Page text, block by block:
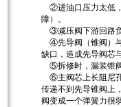
②进油口压力太低，
障）。
③减压阀下游回路
④先导阀（锥阀）与
缺口，造成先导阀芯
⑤拆修时，漏装锥
⑥主阀芯上长阻尼
传递不到先导锥阀上
阀变成一个弹簧力很